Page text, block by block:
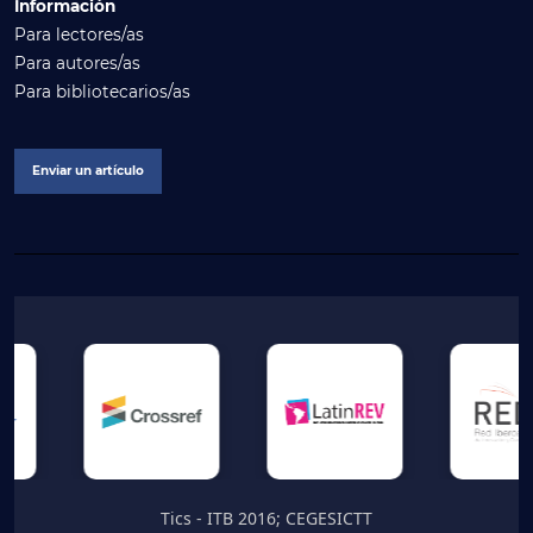
Información
Para lectores/as
Para autores/as
Para bibliotecarios/as
Enviar un artículo
Tics - ITB 2016; CEGESICTT